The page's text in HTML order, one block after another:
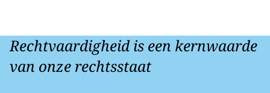
Rechtvaardigheid is een kernwaarde
van onze rechtsstaat